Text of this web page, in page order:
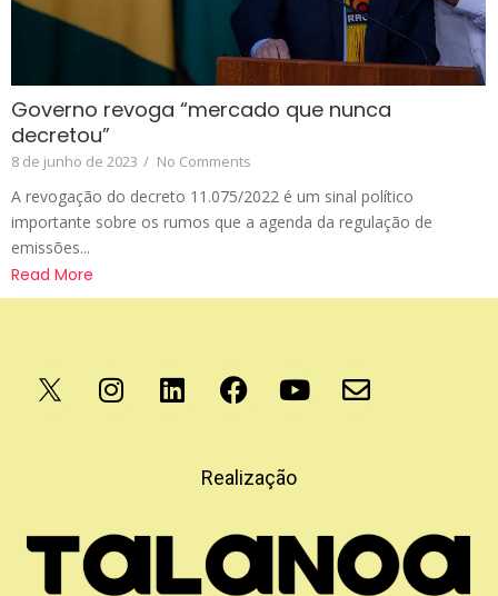
Governo revoga “mercado que nunca
decretou”
8 de junho de 2023 / No Comments
A revogação do decreto 11.075/2022 é um sinal político
importante sobre os rumos que a agenda da regulação de
emissões...
Read More
Realização